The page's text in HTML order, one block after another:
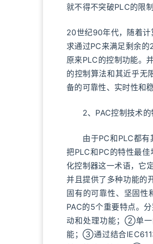
就不得不突破PLC的限制
20世纪90年代，随着计
求通过PC来满足剩余
原来PLC的控制功能。
的控制算法和其近乎无
备的可靠性、实时性和
2、PAC控制技术的
由于PC和PLC都有
把PLC和PC的特性最
化控制器这一术语，它
并且提供了多种功能的
固有的可靠性、坚固性
PAC的5个重要特点。
动和处理功能；②单一
能；③通过结合